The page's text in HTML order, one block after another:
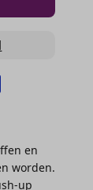
en
worden.
up